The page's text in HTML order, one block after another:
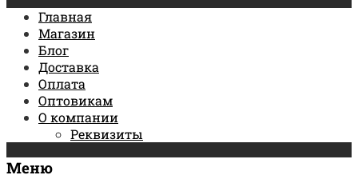
Главная
Магазин
Блог
Доставка
Оплата
Оптовикам
О компании
Реквизиты
Меню